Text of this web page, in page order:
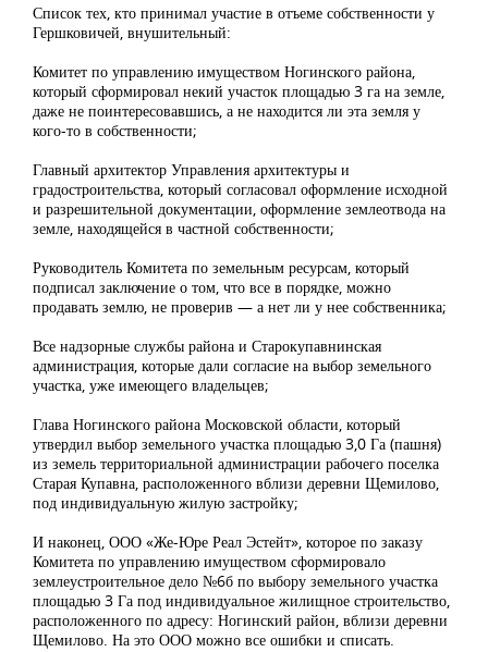
Список тех, кто принимал участие в отъеме собственности у
Гершковичей, внушительный:
Комитет по управлению имуществом Ногинского района,
который сформировал некий участок площадью 3 га на земле,
даже не поинтересовавшись, а не находится ли эта земля у
кого-то в собственности;
Главный архитектор Управления архитектуры и
градостроительства, который согласовал оформление исходной
и разрешительной документации, оформление землеотвода на
земле, находящейся в частной собственности;
Руководитель Комитета по земельным ресурсам, который
подписал заключение о том, что все в порядке, можно
продавать землю, не проверив — а нет ли у нее собственника;
Все надзорные службы района и Старокупавнинская
администрация, которые дали согласие на выбор земельного
участка, уже имеющего владельцев;
Глава Ногинского района Московской области, который
утвердил выбор земельного участка площадью 3,0 Га (пашня)
из земель территориальной администрации рабочего поселка
Старая Купавна, расположенного вблизи деревни Щемилово,
под индивидуальную жилую застройку;
И наконец, ООО «Же-Юре Реал Эстейт», которое по заказу
Комитета по управлению имуществом сформировало
землеустроительное дело №6б по выбору земельного участка
площадью 3 Га под индивидуальное жилищное строительство,
расположенного по адресу: Ногинский район, вблизи деревни
Щемилово. На это ООО можно все ошибки и списать.